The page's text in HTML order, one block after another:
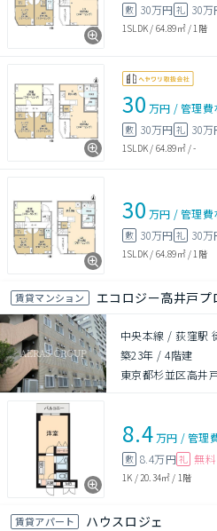
敷 30万円 礼 30万
1SLDK / 64.89㎡/ 1階
30 万円 /管理費
敷 30万円 礼 30万
1SLDK / 64.89㎡/-
30 万円 /管理費
敷 30万円 礼 30万
1SLDK / 64.89㎡/ 1階
賃貸マンション エコロジー高井戸プ
中央本線 / 荻窪駅
築23年 /4階建
東京都杉並区高井
8.4万円 /管理
敷 8.4万円 礼 無料
1K / 20.34㎡ / 1階
賃貸アパート ハウスロジェ